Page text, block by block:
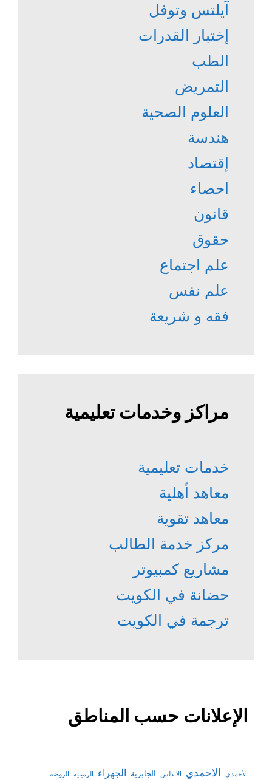
آيلتس وتوفل
إختبار القدرات
الطب
التمريض
العلوم الصحية
هندسة
إقتصاد
احصاء
قانون
حقوق
علم اجتماع
علم نفس
فقه و شريعة
مراكز وخدمات تعليمية
خدمات تعليمية
معاهد أهلية
معاهد تقوية
مركز خدمة الطالب
مشاريع كمبيوتر
حضانة في الكويت
ترجمة في الكويت
الإعلانات حسب المناطق
الأحمدي الاحمدي الاندلس الجابرية الجهراء الرميثية الروضة